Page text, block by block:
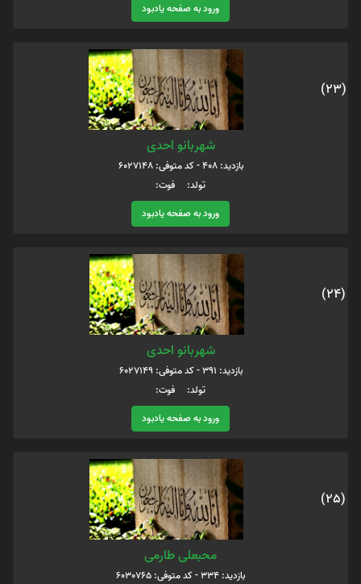
ورود به صفحه یادبود
(23)
شهربانو احدی
بازدید: 408 - کد متوفی: 6027148
تولد: فوت:
ورود به صفحه یادبود
(24)
شهربانو احدی
بازدید: 391 - کد متوفی: 6027149
تولد: فوت:
ورود به صفحه یادبود
(25)
محبعلی طارمی
بازدید: 334 - کد متوفی: 6030765